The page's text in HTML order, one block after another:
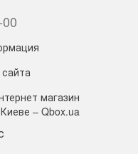
магазин
– Qbox.ua